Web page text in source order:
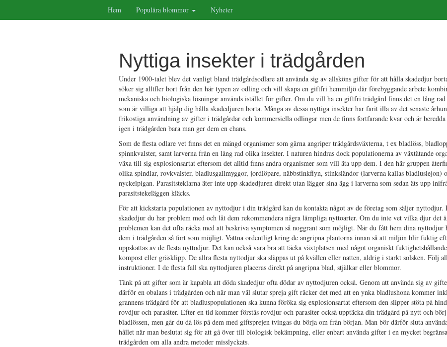
Hem Populära blommor Nyheter
Nyttiga insekter i trädgården
Under 1900-talet blev det vanligt bland trädgårdsodlare att använda sig av allsköns gifter för att hålla skadedjur
söker sig alltfler bort från den här typen av odling och vill skapa en giftfri hemmiljö där förebyggande arbete
mekaniska och biologiska lösningar används istället för gifter. Om du vill ha en giftfri trädgård finns det en lång
som är villiga att hjälp dig hålla skadedjuren borta. Många av dessa nyttiga insekter har farit illa av det senaste
frikostiga användning av gifter i trädgårdar och kommersiella odlingar men de finns fortfarande kvar och är
igen i trädgården bara man ger dem en chans.
Som de flesta odlare vet finns det en mängd organismer som gärna angriper trädgårdsväxterna, t ex bladlöss,
spinnkvalster, samt larverna från en lång rad olika insekter. I naturen hindras dock populationerna av växtätande
växa till sig explosionsartat eftersom det alltid finns andra organismer som vill äta upp dem. I den här gruppen
olika spindlar, rovkvalster, bladlusgallmyggor, jordlöpare, näbbstinkflyn, stinksländor (larverna kallas bladluslejon)
nyckelpigan. Parasitsteklarna äter inte upp skadedjuren direkt utan lägger sina ägg i larverna som sedan äts upp
parasitstekeläggen kläcks.
För att kickstarta populationen av nyttodjur i din trädgård kan du kontakta något av de företag som säljer
skadedjur du har problem med och låt dem rekommendera några lämpliga nyttoarter. Om du inte vet vilka djur det
problemen kan det ofta räcka med att beskriva symptomen så noggrant som möjligt. När du fått hem dina nyttodjur
dem i trädgården så fort som möjligt. Vattna ordentligt kring de angripna plantorna innan så att miljön blir fuktig
uppskattas av de flesta nyttodjur. Det kan också vara bra att täcka växtplatsen med något organiskt
kompost eller gräsklipp. De allra flesta nyttodjur ska släppas ut på kvällen eller natten, aldrig i starkt solsken. Följ
instruktioner. I de flesta fall ska nyttodjuren placeras direkt på angripna blad, stjälkar eller blommor.
Tänk på att gifter som är kapabla att döda skadedjur ofta dödar av nyttodjuren också. Genom att använda sig av
därför en obalans i trädgården och när man väl slutar spreja gift räcker det med att en ynka bladlushona kommer
grannens trädgård för att bladluspopulationen ska kunna föröka sig explosionsartat eftersom den slipper stöta på
rovdjur och parasiter. Efter en tid kommer förstås rovdjur och parasiter också upptäcka din trädgård på nytt och
bladlössen, men går du då lös på dem med giftsprejen tvingas du börja om från början. Man bör därför sluta
hållet när man beslutat sig för att gå över till biologisk bekämpning, eller enbart använda gifter i en mycket
trädgården om alla andra metoder misslyckats.